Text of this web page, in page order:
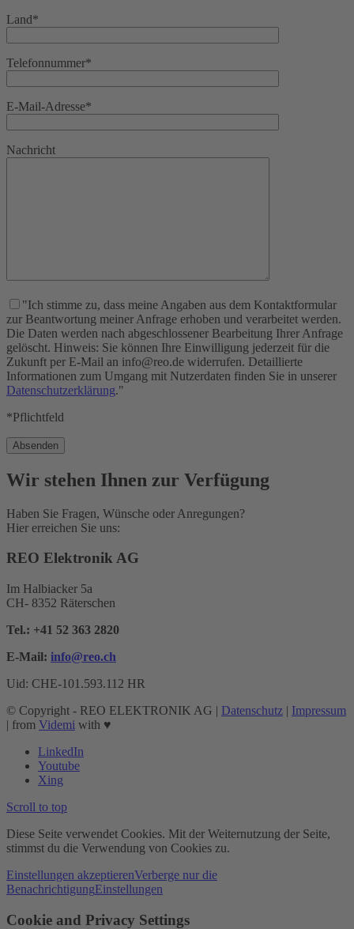
Land*
Telefonnummer*
E-Mail-Adresse*
Nachricht
"Ich stimme zu, dass meine Angaben aus dem Kontaktformular
zur Beantwortung meiner Anfrage erhoben und verarbeitet werden.
Die Daten werden nach abgeschlossener Bearbeitung Ihrer Anfrage
gelöscht. Hinweis: Sie können Ihre Einwilligung jederzeit für die
Zukunft per E-Mail an info@reo.de widerrufen. Detaillierte
Informationen zum Umgang mit Nutzerdaten finden Sie in unserer
Datenschutzerklärung."
*Pflichtfeld
Wir stehen Ihnen zur Verfügung
Haben Sie Fragen, Wünsche oder Anregungen?
Hier erreichen Sie uns:
REO Elektronik AG
Im Halbiacker 5a
CH- 8352 Räterschen
Tel.: +41 52 363 2820
E-Mail: info@reo.ch
Uid: CHE-101.593.112 HR
© Copyright - REO ELEKTRONIK AG | Datenschutz | Impressum
| from Videmi with ♥︎
LinkedIn
Youtube
Xing
Scroll to top
Diese Seite verwendet Cookies. Mit der Weiternutzung der Seite,
stimmst du die Verwendung von Cookies zu.
Einstellungen akzeptierenVerberge nur die
BenachrichtigungEinstellungen
Cookie and Privacy Settings